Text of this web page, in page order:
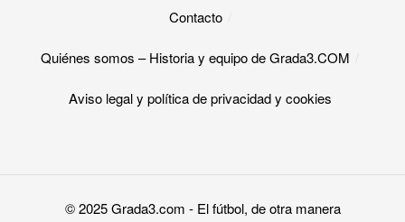
Contacto
Quiénes somos – Historia y equipo de Grada3.COM
Aviso legal y política de privacidad y cookies​
© 2025Grada3.com - El fútbol, de otra manera